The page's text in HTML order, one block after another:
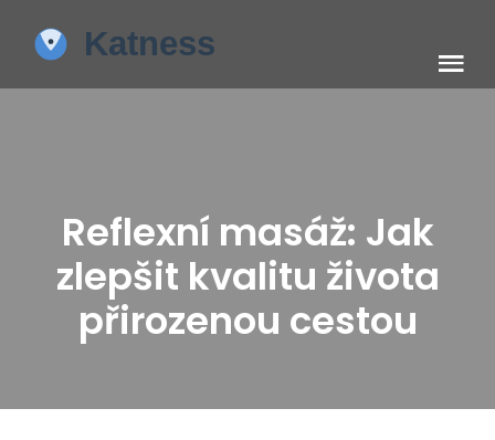
Reflexní masáž: Jak
zlepšit kvalitu života
přirozenou cestou